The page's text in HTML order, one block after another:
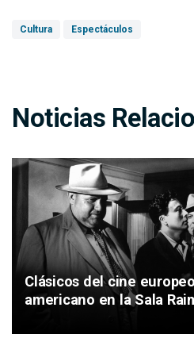
Cultura Espectáculos
Noticias
Clásicos del cine
americano en la Sala